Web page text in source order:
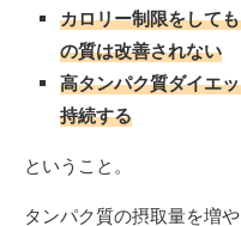
カロリー制限をして
の質は改善されない
高タンパク質ダイエ
持続する
ということ。
タンパク質の摂取量を増